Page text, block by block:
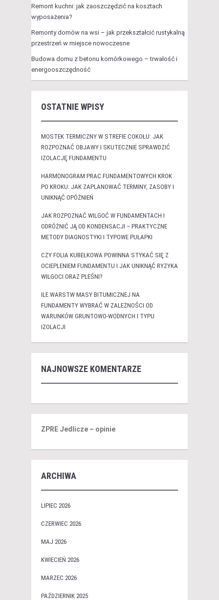
Remont kuchni: jak zaoszczędzić na kosztach
wyposażenia?
Remonty domów na wsi – jak przekształcić rustykalną
przestrzeń w miejsce nowoczesne
Budowa domu z betonu komórkowego – trwałość i
energooszczędność
OSTATNIE WPISY
MOSTEK TERMICZNY W STREFIE COKOŁU: JAK
ROZPOZNAĆ OBJAWY I SKUTECZNIE SPRAWDZIĆ
IZOLACJĘ FUNDAMENTU
HARMONOGRAM PRAC FUNDAMENTOWYCH KROK
PO KROKU: JAK ZAPLANOWAĆ TERMINY, ZASOBY I
UNIKNĄĆ OPÓŹNIEŃ
JAK ROZPOZNAĆ WILGOĆ W FUNDAMENTACH I
ODRÓŻNIĆ JĄ OD KONDENSACJI – PRAKTYCZNE
METODY DIAGNOSTYKI I TYPOWE PUŁAPKI
CZY FOLIA KUBEŁKOWA POWINNA STYKAĆ SIĘ Z
OCIEPLENIEM FUNDAMENTU I JAK UNIKNĄĆ RYZYKA
WILGOCI ORAZ PLEŚNI?
ILE WARSTW MASY BITUMICZNEJ NA
FUNDAMENTY WYBRAĆ W ZALEŻNOŚCI OD
WARUNKÓW GRUNTOWO-WODNYCH I TYPU
IZOLACJI
NAJNOWSZE KOMENTARZE
ZPRE Jedlicze – opinie
ARCHIWA
LIPIEC 2026
CZERWIEC 2026
MAJ 2026
KWIECIEŃ 2026
MARZEC 2026
PAŹDZIERNIK 2025